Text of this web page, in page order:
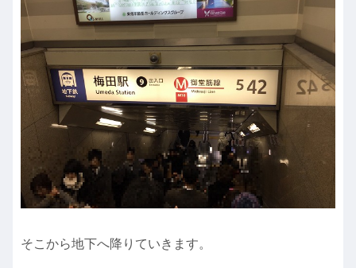
そこから地下へ降りていきます。